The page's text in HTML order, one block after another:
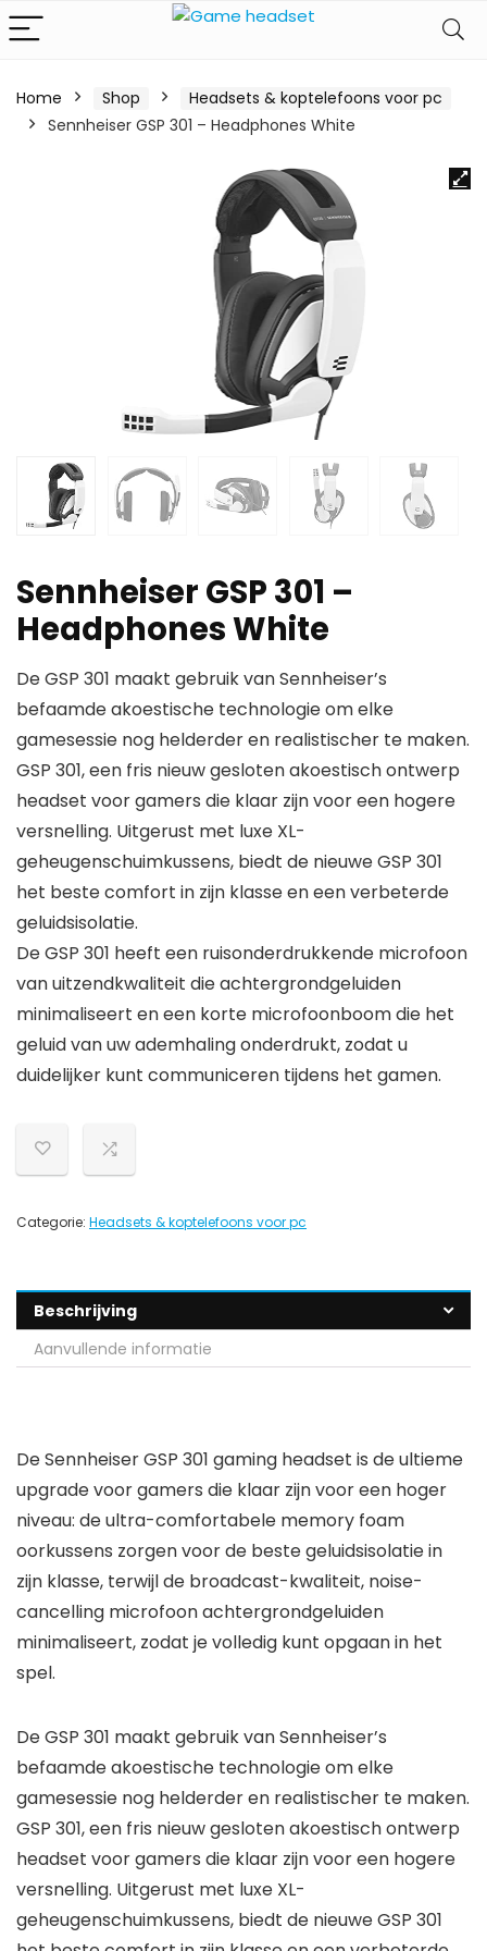
Home Shop
Headsets & koptelefoons voor pc
Sennheiser GSP 301 – Headphones White
Sennheiser GSP 301 –
Headphones White
De GSP 301 maakt gebruik van Sennheiser’s
befaamde akoestische technologie om elke
gamesessie nog helderder en realistischer te maken.
GSP 301, een fris nieuw gesloten akoestisch ontwerp
headset voor gamers die klaar zijn voor een hogere
versnelling. Uitgerust met luxe XL-
geheugenschuimkussens, biedt de nieuwe GSP 301
het beste comfort in zijn klasse en een verbeterde
geluidsisolatie.
De GSP 301 heeft een ruisonderdrukkende microfoon
van uitzendkwaliteit die achtergrondgeluiden
minimaliseert en een korte microfoonboom die het
geluid van uw ademhaling onderdrukt, zodat u
duidelijker kunt communiceren tijdens het gamen.
Categorie: Headsets & koptelefoons voor pc
Beschrijving
Aanvullende informatie
De Sennheiser GSP 301 gaming headset is de ultieme
upgrade voor gamers die klaar zijn voor een hoger
niveau: de ultra-comfortabele memory foam
oorkussens zorgen voor de beste geluidsisolatie in
zijn klasse, terwijl de broadcast-kwaliteit, noise-
cancelling microfoon achtergrondgeluiden
minimaliseert, zodat je volledig kunt opgaan in het
spel.
De GSP 301 maakt gebruik van Sennheiser’s
befaamde akoestische technologie om elke
gamesessie nog helderder en realistischer te maken.
GSP 301, een fris nieuw gesloten akoestisch ontwerp
headset voor gamers die klaar zijn voor een hogere
versnelling. Uitgerust met luxe XL-
geheugenschuimkussens, biedt de nieuwe GSP 301